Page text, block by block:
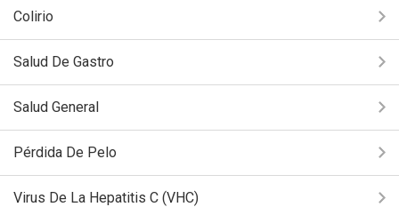
Colirio
Salud De Gastro
Salud General
Pérdida De Pelo
Virus De La Hepatitis C (VHC)